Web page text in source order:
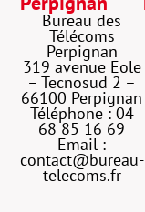
Bureau des
Télécoms
Perpignan
319 avenue Eole
– Tecnosud 2 –
66100 Perpignan
Téléphone : 04
68 85 16 69
Email :
contact@bureau-
telecoms.fr